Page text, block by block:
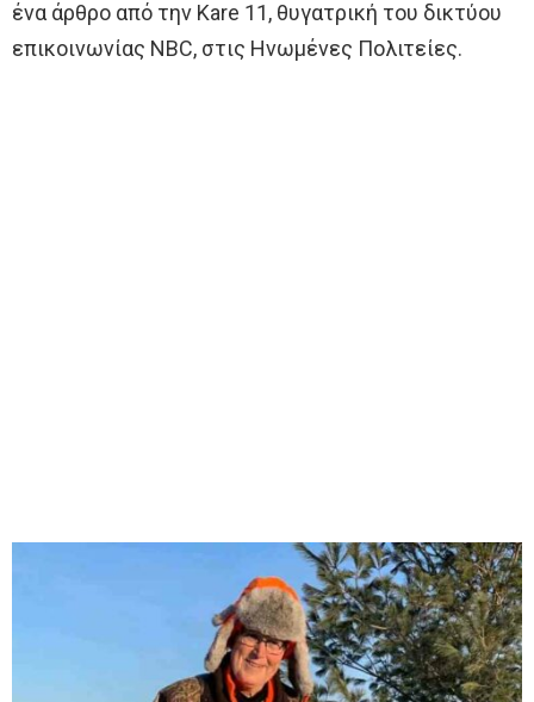
ένα άρθρο από την Kare 11, θυγατρική του δικτύου
επικοινωνίας NBC, στις Ηνωμένες Πολιτείες.